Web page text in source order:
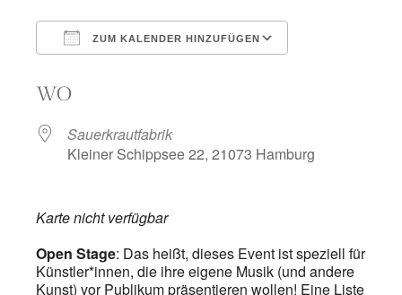
ZUM KALENDER HINZUFÜGEN
WO
Sauerkrautfabrik
Kleiner Schippsee 22, 21073 Hamburg
Karte nicht verfügbar
Open Stage: Das heißt, dieses Event ist speziell für
Künstler*innen, die ihre eigene Musik (und andere
Kunst) vor Publikum präsentieren wollen! Eine Liste